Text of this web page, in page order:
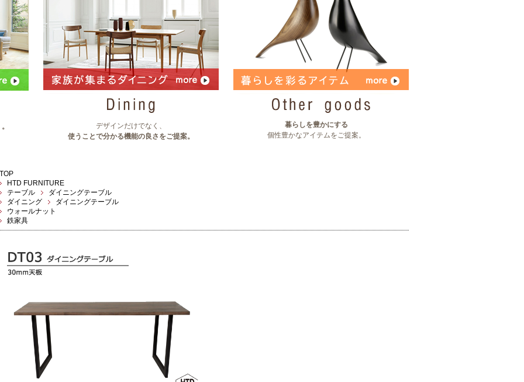
デザインだけでなく、
使うことで分かる機能の良さをご提案。
暮らしを豊かにする
個性豊かなアイテムをご提案。
TOP
HTD FURNITURE
テーブル
ダイニングテーブル
ダイニング
ダイニングテーブル
ウォールナット
鉄家具